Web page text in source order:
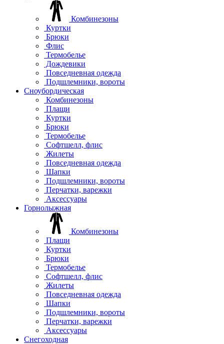
Комбинезоны
Куртки
Брюки
Флис
Термобелье
Дождевики
Повседневная одежда
Подшлемники, вороты
Сноубордическая
Комбинезоны
Плащи
Куртки
Брюки
Термобелье
Софтшелл, флис
Жилеты
Повседневная одежда
Шапки
Подшлемники, вороты
Перчатки, варежки
Аксессуары
Горнолыжная
Комбинезоны
Плащи
Куртки
Брюки
Термобелье
Софтшелл, флис
Жилеты
Повседневная одежда
Шапки
Подшлемники, вороты
Перчатки, варежки
Аксессуары
Снегоходная